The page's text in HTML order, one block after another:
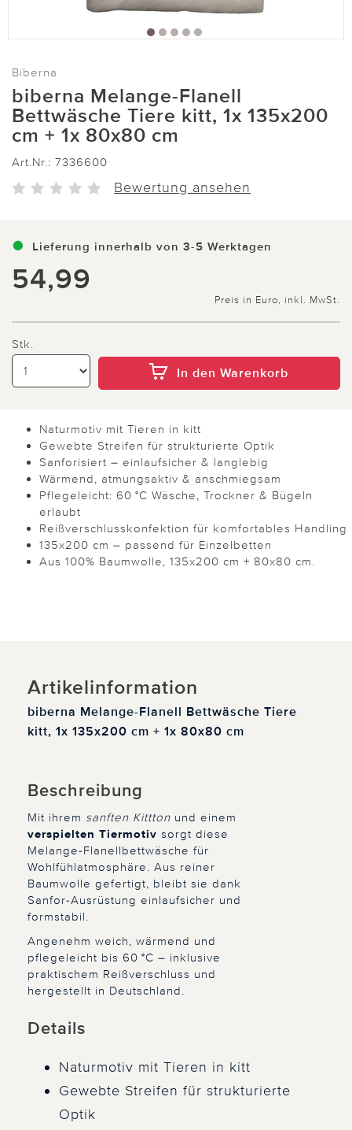
Biberna
biberna Melange-Flanell
Bettwäsche Tiere kitt, 1x 135x200
cm + 1x 80x80 cm
Art.Nr.: 7336600
Bewertung ansehen
Lieferung innerhalb von 3-5 Werktagen
54,99
Preis in Euro, inkl. MwSt.
Stk.
In den Warenkorb
Naturmotiv mit Tieren in kitt
Gewebte Streifen für strukturierte Optik
Sanforisiert – einlaufsicher & langlebig
Wärmend, atmungsaktiv & anschmiegsam
Pflegeleicht: 60 °C Wäsche, Trockner & Bügeln
erlaubt
Reißverschlusskonfektion für komfortables Handling
135x200 cm – passend für Einzelbetten
Aus 100% Baumwolle, 135x200 cm + 80x80 cm.
Artikelinformation
biberna Melange-Flanell Bettwäsche Tiere
kitt, 1x 135x200 cm + 1x 80x80 cm
Beschreibung
Mit ihrem sanften Kittton und einem
verspielten Tiermotiv sorgt diese
Melange-Flanellbettwäsche für
Wohlfühlatmosphäre. Aus reiner
Baumwolle gefertigt, bleibt sie dank
Sanfor-Ausrüstung einlaufsicher und
formstabil.
Angenehm weich, wärmend und
pflegeleicht bis 60 °C – inklusive
praktischem Reißverschluss und
hergestellt in Deutschland.
Details
Naturmotiv mit Tieren in kitt
Gewebte Streifen für strukturierte
Optik